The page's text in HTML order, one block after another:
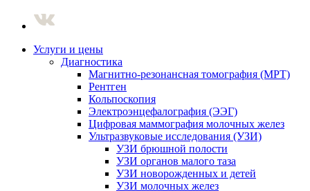
Услуги и цены
Диагностика
Магнитно-резонансная томография (МРТ)
Рентген
Кольпоскопия
Электроэнцефалография (ЭЭГ)
Цифровая маммография молочных желез
Ультразвуковые исследования (УЗИ)
УЗИ брюшной полости
УЗИ органов малого таза
УЗИ новорожденных и детей
УЗИ молочных желез